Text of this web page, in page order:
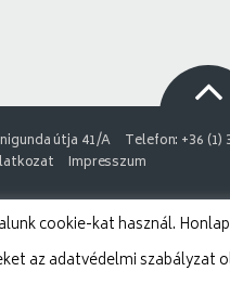
útja 41/A Telefon: +36 (1)
Impresszum
cookie-kat használ.
az adatvédelmi szabályzat